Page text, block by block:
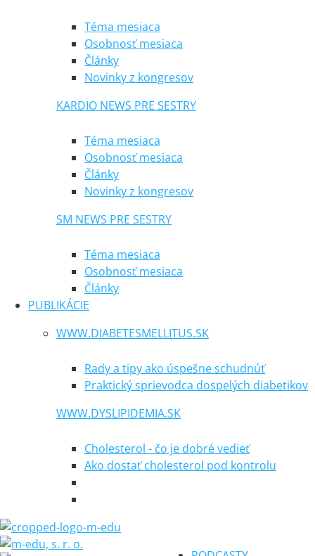
Téma mesiaca
Osobnosť mesiaca
Články
Novinky z kongresov
KARDIO NEWS PRE SESTRY
Téma mesiaca
Osobnosť mesiaca
Články
Novinky z kongresov
SM NEWS PRE SESTRY
Téma mesiaca
Osobnosť mesiaca
Články
PUBLIKÁCIE
WWW.DIABETESMELLITUS.SK
Rady a tipy ako úspešne schudnúť
Praktický sprievodca dospelých diabetikov
WWW.DYSLIPIDEMIA.SK
Cholesterol - čo je dobré vedieť
Ako dostať cholesterol pod kontrolu